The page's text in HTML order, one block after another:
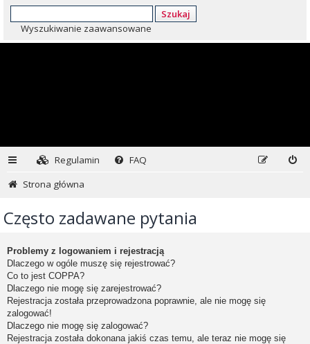
Szukaj
Wyszukiwanie zaawansowane
Regulamin
FAQ
Strona główna
Często zadawane pytania
Problemy z logowaniem i rejestracją
Dlaczego w ogóle muszę się rejestrować?
Co to jest COPPA?
Dlaczego nie mogę się zarejestrować?
Rejestracja została przeprowadzona poprawnie, ale nie mogę się
zalogować!
Dlaczego nie mogę się zalogować?
Rejestracja została dokonana jakiś czas temu, ale teraz nie mogę się